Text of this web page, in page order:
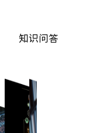
知识问答